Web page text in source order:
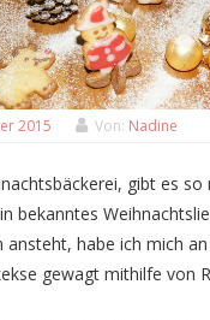
2015 Von: Nadine
gibt es so
bekanntes
ansteht, habe ich mich
gewagt mithilfe von